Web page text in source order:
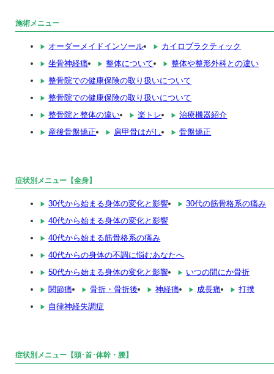
施術メニュー
オーダーメイドインソール
カイロプラクティック
坐骨神経痛
整体について
整体や整形外科との違い
整骨院での健康保険の取り扱いについて
整骨院での健康保険の取り扱いについて
整骨院と整体の違い
楽トレ
治療機器紹介
産後骨盤矯正
肩甲骨はがし 骨盤矯正
症状別メニュー【全身】
30代から始まる身体の変化と影響
30代の筋骨格系の痛み
40代から始まる身体の変化と影響
40代から始まる筋骨格系の痛み
40代からの身体の不調に悩むあなたへ
50代から始まる身体の変化と影響
いつの間にか骨折
関節痛
骨折・骨折後 神経痛 成長痛
打撲
自律神経失調症
症状別メニュー【頭･首･体幹・腰】